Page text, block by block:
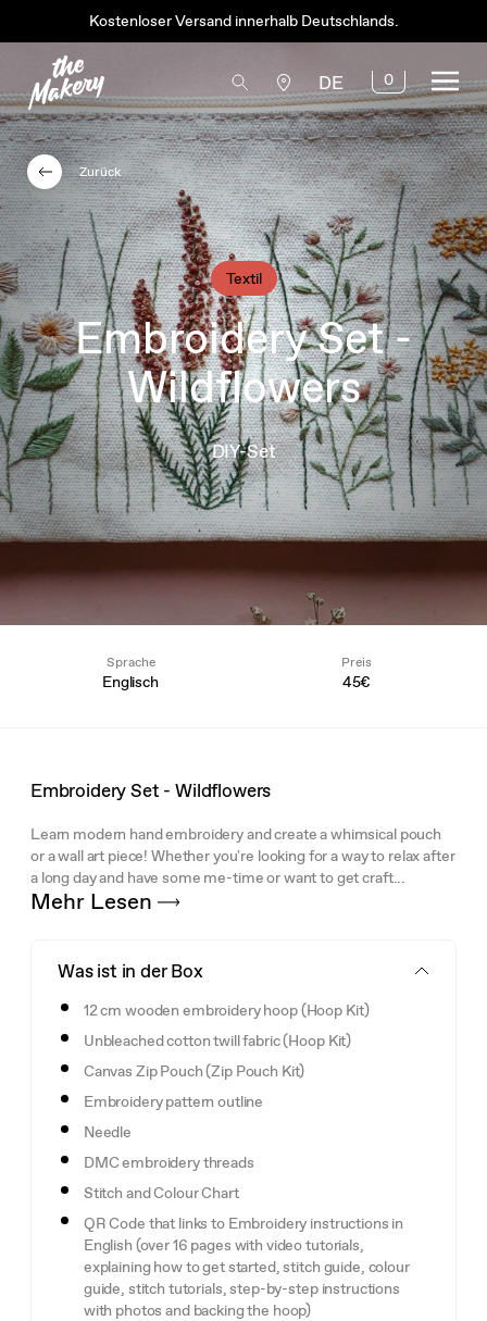
Kostenloser Versand innerhalb Deutschlands.
DE 0
Textil
Embroidery Set -
Wildflowers
DIY-Set
Zurück
Sprache
Englisch
Preis
45€
Embroidery Set - Wildflowers
Learn modern hand embroidery and create a whimsical pouch
or a wall art piece! Whether you're looking for a way to relax after
a long day and have some me-time or want to get craft...
Mehr Lesen
Was ist in der Box
12 cm wooden embroidery hoop (Hoop Kit)
Unbleached cotton twill fabric (Hoop Kit)
Canvas Zip Pouch (Zip Pouch Kit)
Embroidery pattern outline
Needle
DMC embroidery threads
Stitch and Colour Chart
QR Code that links to Embroidery instructions in
English (over 16 pages with video tutorials,
explaining how to get started, stitch guide, colour
guide, stitch tutorials, step-by-step instructions
with photos and backing the hoop)